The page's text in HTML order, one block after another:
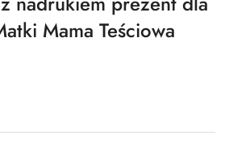
Mama Teściowa